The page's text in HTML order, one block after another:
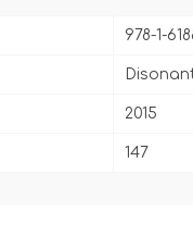
978-1-
2015
147